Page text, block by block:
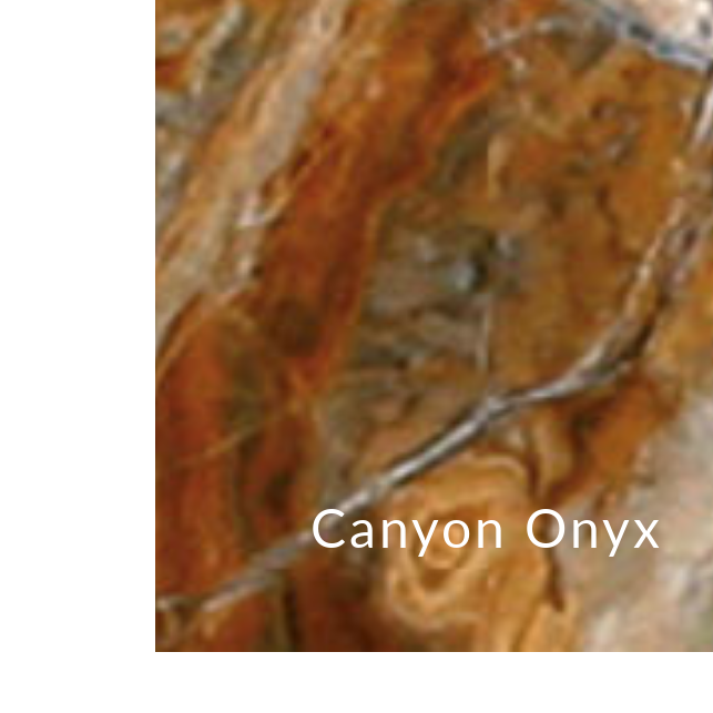
Canyon Onyx